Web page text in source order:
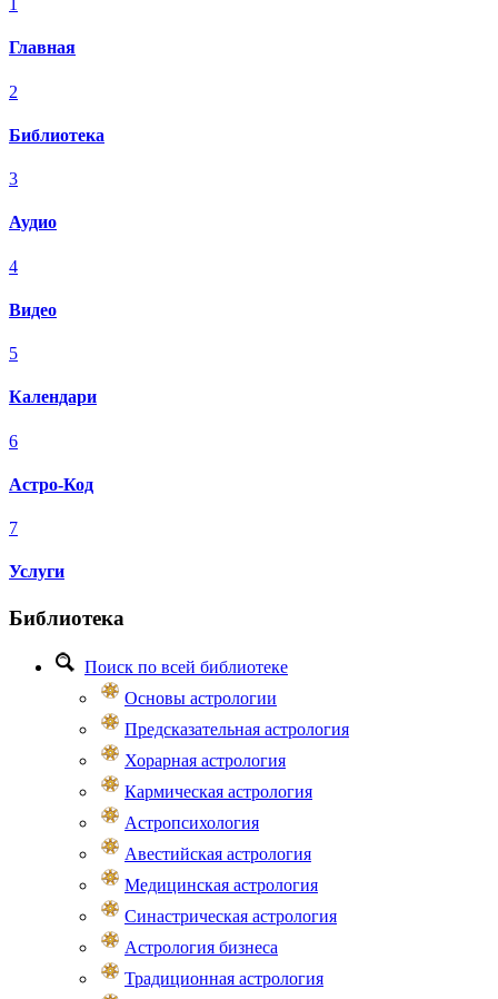
1
Главная
2
Библиотека
3
Аудио
4
Видео
5
Календари
6
Астро-Код
7
Услуги
Библиотека
Поиск по всей библиотеке
Основы астрологии
Предсказательная астрология
Хорарная астрология
Кармическая астрология
Астропсихология
Авестийская астрология
Медицинская астрология
Синастрическая астрология
Астрология бизнеса
Традиционная астрология